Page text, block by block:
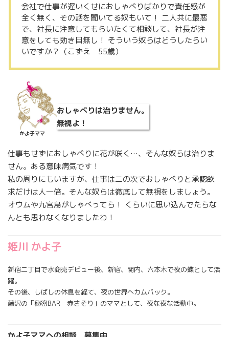
会社で仕事が遅いくせにおしゃべりばかりで責任感が
全く無く、その話を聞いてる奴もいて！ 二人共に最悪
で、社長に注意してもらいたくて相談して、社長が注
意をしても効き目無し！ そういう奴らはどうしたらい
いですか？（こずえ 55歳）
かよ子ママ
おしゃべりは治りません。
無視よ！
仕事もせずにおしゃべりに花が咲く…、そんな奴らは治りま
せん。ある意味病気です！
私の周りにもいますが、仕事は二の次でおしゃべりと承認欲
求だけは人一倍。そんな奴らは徹底して無視をしましょう。
オウムや九官鳥がしゃべってら！ くらいに思い込んでたらな
んとも思わなくなりましたわ！
姫川 かよ子
新宿二丁目で水商売デビュー後、新宿、関内、六本木で夜の蝶として活
躍。
その後、しばしの休息を経て、夜の世界へカムバック。
藤沢の「秘密BAR 赤さそり」のママとして、夜な夜な活動中。